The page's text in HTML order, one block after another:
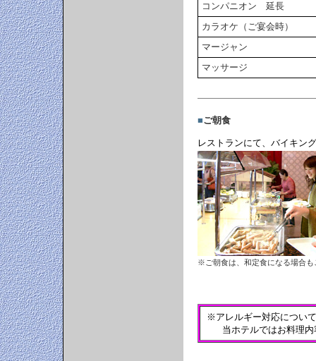
コンパニオン 延長
カラオケ（ご宴会時）
マージャン
マッサージ
■ご朝食
レストランにて、バイキン
※ご朝食は、和定食になる場合も
※アレルギー対応について
当ホテルではお料理内